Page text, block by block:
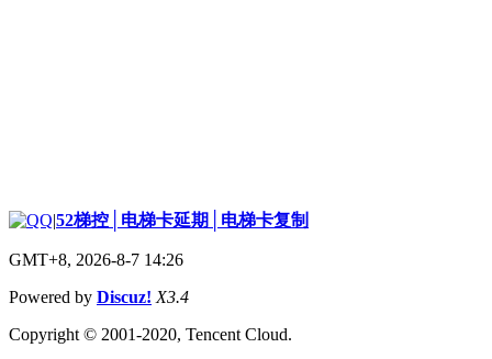
|52梯控│电梯卡延期│电梯卡复制
GMT+8, 2026-8-7 14:26
Powered by Discuz! X3.4
Copyright © 2001-2020, Tencent Cloud.